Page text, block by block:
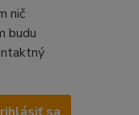
nič
budu
sa